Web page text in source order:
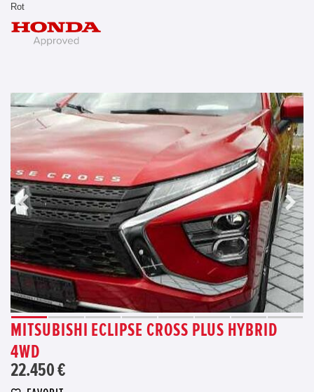
Rot
MITSUBISHI ECLIPSE CROSS PLUS HYBRID
4WD
22.450 €